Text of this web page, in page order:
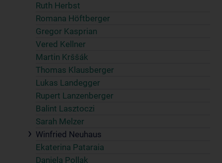
Ruth Herbst
Romana Höftberger
Gregor Kasprian
Vered Kellner
Martin Krššák
Thomas Klausberger
Lukas Landegger
Rupert Lanzenberger
Balint Lasztoczi
Sarah Melzer
Winfried Neuhaus
Ekaterina Pataraia
Daniela Pollak